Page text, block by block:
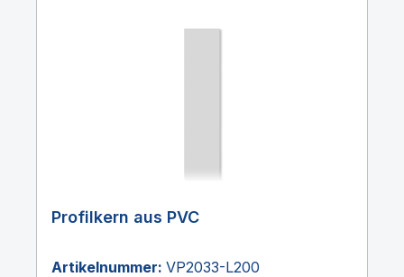
Profilkern aus PVC
Artikelnummer: VP2033-L200